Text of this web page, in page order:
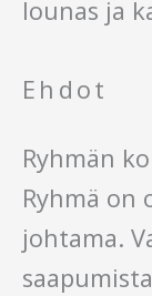
lounas ja
Ehdot
Ryhmän
Ryhmä on
johtama.